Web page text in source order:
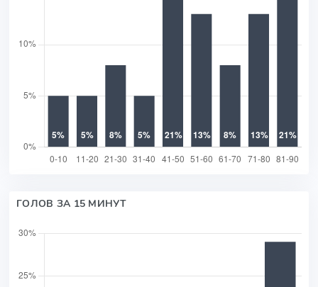
ГОЛОВ ЗА 15 МИНУТ